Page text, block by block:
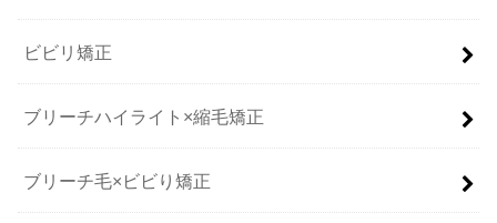
ビビリ矯正
ブリーチハイライト×縮毛矯正
ブリーチ毛×ビビり矯正